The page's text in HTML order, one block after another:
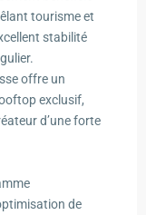
tourisme et
stabilité
offre un
exclusif,
d’une forte
de